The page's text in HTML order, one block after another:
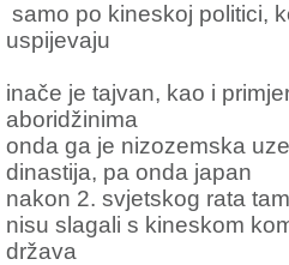
samo po kineskoj politici,
uspijevaju
inače je tajvan, kao i
aboridžinima
onda ga je nizozemska
dinastija, pa onda japan
nakon 2. svjetskog rata
nisu slagali s kineskom
država